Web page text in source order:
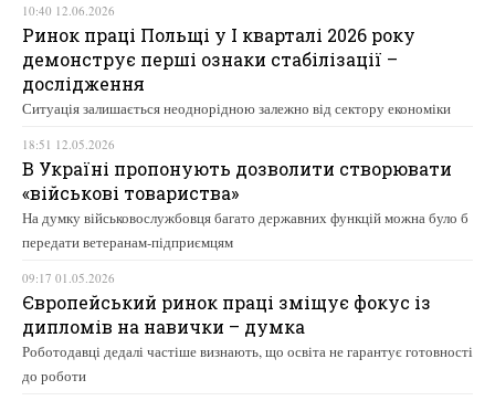
10:40 12.06.2026
Ринок праці Польщі у І кварталі 2026 року
демонструє перші ознаки стабілізації –
дослідження
Ситуація залишається неоднорідною залежно від сектору економіки
18:51 12.05.2026
В Україні пропонують дозволити створювати
«військові товариства»
На думку військовослужбовця багато державних функцій можна було б
передати ветеранам-підприємцям
09:17 01.05.2026
Європейський ринок праці зміщує фокус із
дипломів на навички – думка
Роботодавці дедалі частіше визнають, що освіта не гарантує готовності
до роботи